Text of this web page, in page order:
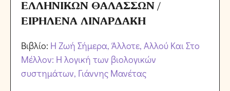
ΕΛΛΗΝΙΚΩΝ ΘΑΛΑΣΣΩΝ /
ΕΙΡΗΛΕΝΑ ΛΙΝΑΡΔΑΚΗ
Βιβλίο: Η Ζωή Σήμερα, Άλλοτε, Αλλού Και Στο
Μέλλον: Η λογική των βιολογικών
συστημάτων, Γιάννης Μανέτας